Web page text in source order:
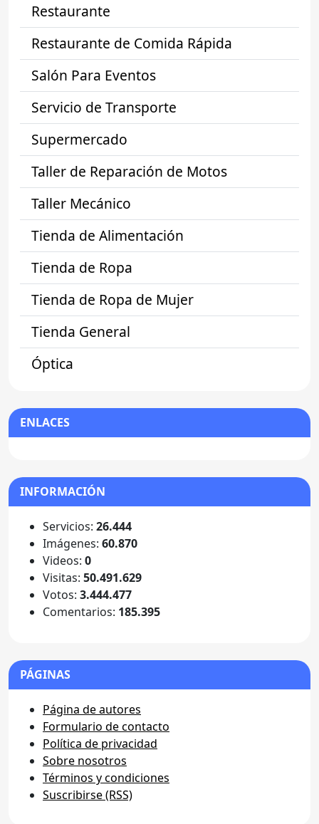
Restaurante
Restaurante de Comida Rápida
Salón Para Eventos
Servicio de Transporte
Supermercado
Taller de Reparación de Motos
Taller Mecánico
Tienda de Alimentación
Tienda de Ropa
Tienda de Ropa de Mujer
Tienda General
Óptica
ENLACES
INFORMACIÓN
Servicios: 26.444
Imágenes: 60.870
Videos: 0
Visitas: 50.491.629
Votos: 3.444.477
Comentarios: 185.395
PÁGINAS
Página de autores
Formulario de contacto
Política de privacidad
Sobre nosotros
Términos y condiciones
Suscribirse (RSS)